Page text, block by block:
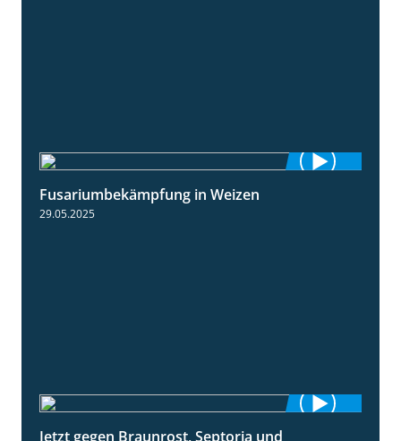
Fusariumbekämpfung in Weizen
29.05.2025
Jetzt gegen Braunrost, Septoria und